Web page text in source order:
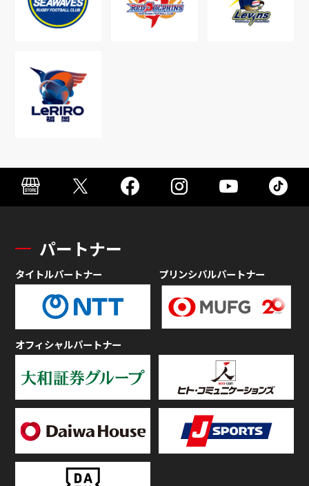
パートナー
タイトルパートナー プリンシパルパートナー
オフィシャルパートナー